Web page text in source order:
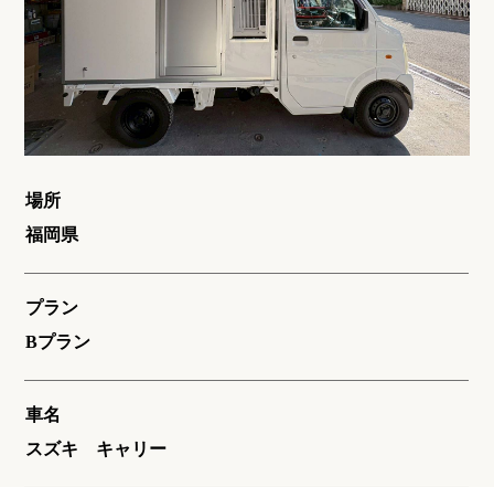
場所
福岡県
プラン
Bプラン
車名
スズキ キャリー